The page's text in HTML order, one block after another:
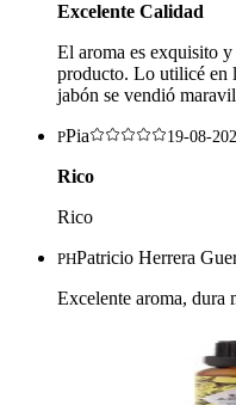
Excelente Calidad
El aroma es exquisito
producto. Lo utilicé en
jabón se vendió
PPia 19-08-
Rico
Rico
PHPatricio Herrera
Excelente aroma, dura